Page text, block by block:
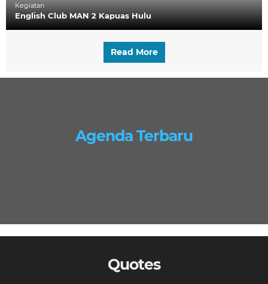
Kegiatan
English Club MAN 2 Kapuas Hulu
Read More
Agenda Terbaru
Quotes